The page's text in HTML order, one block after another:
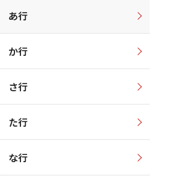
あ行
か行
さ行
た行
な行